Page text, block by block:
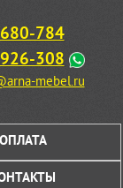
680-784
926-308
mebel.ru
ОПЛАТА